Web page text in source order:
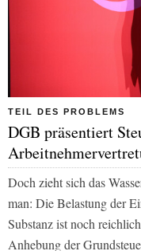
TEIL DES PROBLEMS
DGB präsentiert
Doch zieht sich das
man: Die Belastung der
Substanz ist noch
Anhebung der